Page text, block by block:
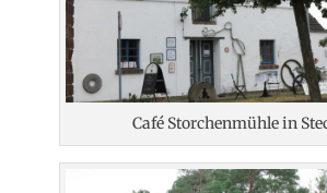
Café Storchenmühle in